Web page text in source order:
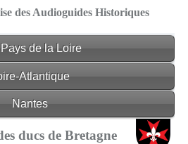
des Audioguides Historiques
Pays de la Loire
Atlantique
Nantes
ducs de Bretagne